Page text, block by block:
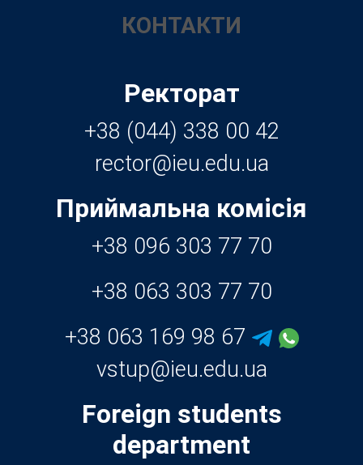
КОНТАКТИ
Ректорат
+38 (044) 338 00 42
Приймальна комісія
+38 096 303 77 70
+38 063 303 77 70
+38 063 169 98 67
Foreign students
department